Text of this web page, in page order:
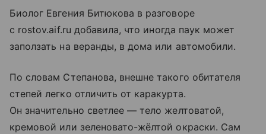
Биолог Евгения Битюкова в разговоре
с rostov.aif.ru добавила, что иногда паук может
заползать на веранды, в дома или автомобили.
По словам Степанова, внешне такого обитателя
степей легко отличить от каракурта.
Он значительно светлее — тело желтоватой,
кремовой или зеленовато-жёлтой окраски. Сам